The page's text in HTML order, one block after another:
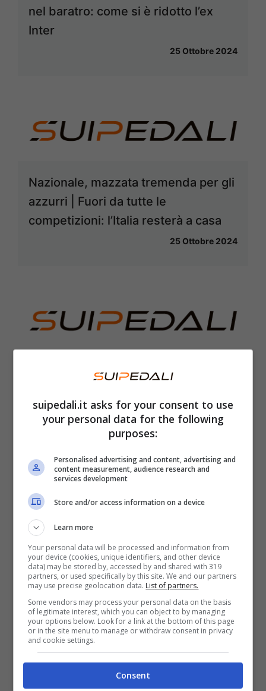
nel baratro: come si è ridotto l’ex
Inter
25 Ottobre 2024
Nazionale, mazzata tremenda per gli
azzurri | Fuori da tutte le
competizioni: l’Italia resterà a casa
25 Ottobre 2024
Commisso inarrestabile, offerta
Affare da 10 e lode
È successo in piena notte: dramma
famigliare per il bianconero | Ore di
panico, ecco le sue condizioni
23 Ottobre 2024
suipedali.it asks for your consent to use
your personal data for the following
purposes:
Personalised advertising and content, advertising and
content measurement, audience research and
services development
Store and/or access information on a device
Learn more
Your personal data will be processed and information from
your device (cookies, unique identifiers, and other device
data) may be stored by, accessed by and shared with 319
partners, or used specifically by this site. We and our partners
may use precise geolocation data. List of partners.
Some vendors may process your personal data on the basis
of legitimate interest, which you can object to by managing
your options below. Look for a link at the bottom of this page
or in the site menu to manage or withdraw consent in privacy
and cookie settings.
Consent